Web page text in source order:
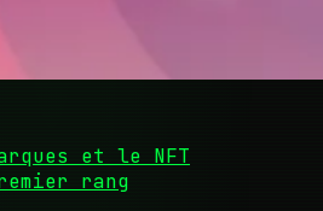
et le NFT
rang